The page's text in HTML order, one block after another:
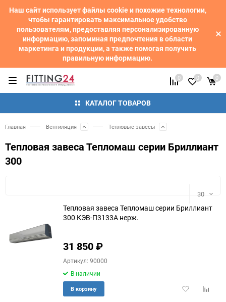
Наш сайт использует файлы cookie и похожие технологии,
чтобы гарантировать максимальное удобство
пользователям, предоставляя персонализированную
информацию, запоминая предпочтения в области
маркетинга и продукции, а также помогая получить
правильную информацию.
КАТАЛОГ ТОВАРОВ
0 0 0
Главная Вентиляция Тепловые завесы
Тепловая завеса Тепломаш серии Бриллиант
300
30
Тепловая завеса Тепломаш серии Бриллиант
300 КЭВ-П3133A нерж.
31 850₽
Артикул: 90000
В наличии
Добавить
В корзину